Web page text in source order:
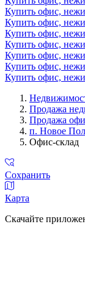
Купить офис,
Купить офис,
Купить офис,
Купить офис,
Купить офис,
Купить офис,
Купить офис,
Продажа
Продажа
п. Новое
Офис-склад
Сохранить
Карта
Скачайте